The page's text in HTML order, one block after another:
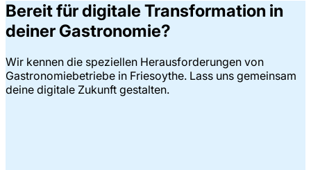
Bereit für digitale Transformation in
deiner Gastronomie?
Wir kennen die speziellen Herausforderungen von
Gastronomiebetriebe in Friesoythe. Lass uns gemeinsam
deine digitale Zukunft gestalten.